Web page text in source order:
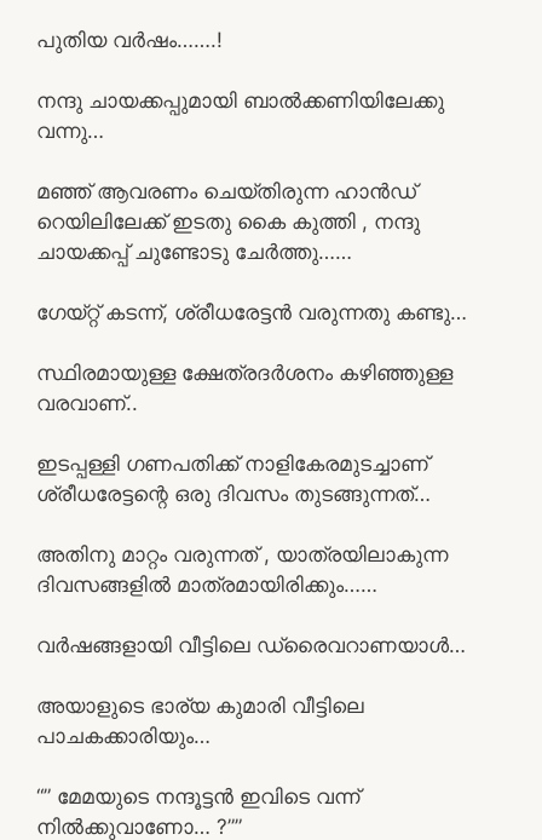
പുതിയ വർഷം…….!
നന്ദു ചായക്കപ്പുമായി ബാൽക്കണിയിലേക്കു
വന്നു…
മഞ്ഞ് ആവരണം ചെയ്തിരുന്ന ഹാൻഡ്
റെയിലിലേക്ക് ഇടതു കൈ കുത്തി , നന്ദു
ചായക്കപ്പ് ചുണ്ടോടു ചേർത്തു……
ഗേയ്റ്റ് കടന്ന്, ശ്രീധരേട്ടൻ വരുന്നതു കണ്ടു…
സ്ഥിരമായുള്ള ക്ഷേത്രദർശനം കഴിഞ്ഞുള്ള
വരവാണ്..
ഇടപ്പള്ളി ഗണപതിക്ക് നാളികേരമുടച്ചാണ്
ശ്രീധരേട്ടന്റെ ഒരു ദിവസം തുടങ്ങുന്നത്…
അതിനു മാറ്റം വരുന്നത് , യാത്രയിലാകുന്ന
ദിവസങ്ങളിൽ മാത്രമായിരിക്കും……
വർഷങ്ങളായി വീട്ടിലെ ഡ്രൈവറാണയാൾ…
അയാളുടെ ഭാര്യ കുമാരി വീട്ടിലെ
പാചകക്കാരിയും…
“” മേമയുടെ നന്ദൂട്ടൻ ഇവിടെ വന്ന്
നിൽക്കുവാണോ… ?””